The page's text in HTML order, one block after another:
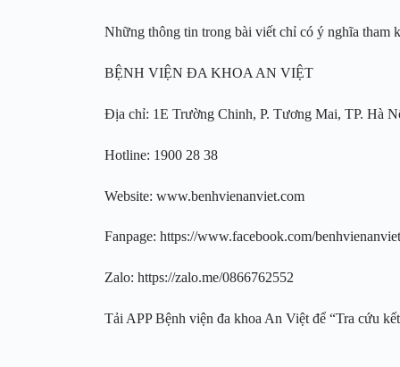
Những thông tin trong bài viết chỉ có ý nghĩa tham
BỆNH VIỆN ĐA KHOA AN VIỆT
Địa chỉ: 1E Trường Chinh, P. Tương Mai, TP. Hà
Hotline: 1900 28 38
Website: www.benhvienanviet.com
Fanpage: https://www.facebook.com/benhvienanviet
Zalo: https://zalo.me/0866762552
Tải APP Bệnh viện đa khoa An Việt để “Tra cứu